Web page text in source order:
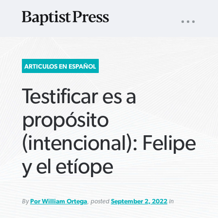
SEARCH
FOR:
NAV
ARTICULOS EN ESPAÑOL
Testificar es a
propósito
(intencional): Felipe
y el etíope
ByPor William Ortega, posted September 2, 2022in